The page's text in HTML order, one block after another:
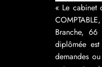
« Le cabinet
Branche, 66
diplômée
demandes